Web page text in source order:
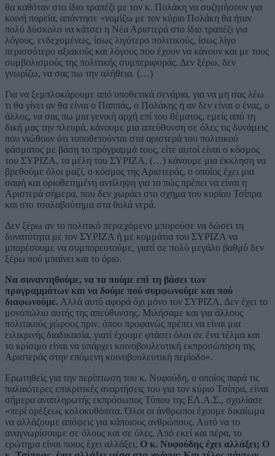
θα καθόταν στο ίδιο τραπέζι με τον κ. Πολάκη να συζητήσουν για
κοινή πορεία, απάντησε «νομίζω με τον κύριο Πολάκη θα ήταν
πολύ δύσκολο να κάτσει η Νέα Αριστερά στο ίδιο τραπέζι για
λόγους, ενδεχομένως, ίσως λιγότερο πολιτικούς, ίσως λίγο
περισσότερο αξιακούς και λόγους που έχουν να κάνουν και με τους
συμβολισμούς της πολιτικής συμπεριφοράς. Δεν ξέρω, δεν
γνωρίζω, να σας πω την αλήθεια. (…)
Για να ξεμπλοκάρουμε από υποθετικά σενάρια, για να μη σας λέω
τι θα γίνει αν θα είναι ο Παππάς, ο Πολάκης ή αν δεν είναι ο ένας, ο
άλλος, να σας πω μια γενική αρχή επί του θέματος, εμείς από τη
δική μας την πλευρά, κάνουμε μια απεύθυνση σε όλες τις δυνάμεις
που νιώθουν ότι τοποθετούνται στα αριστερά του πολιτικού
φάσματος με βάση το πρόγραμμά τους, είτε αυτοί είναι ο κόσμος
του ΣΥΡΙΖΑ, τα μέλη του ΣΥΡΙΖΑ, (…) κάνουμε μια έκκληση να
βρεθούμε όλοι μαζί, ο κόσμος της Αριστεράς, ο οποίος έχει μια
σαφή και οριοθετημένη αντίληψη για το πώς πρέπει να είναι η
Αριστερά σήμερα, που δεν χωράει στο σχήμα του κυρίου Τσίπρα
και στο τσαλαβούτημα στα θολά νερά.
Δεν ξέρω αν το πολιτικό περιεχόμενο μπορούσε να δώσει τη
δυνατότητα με τον ΣΥΡΙΖΑ ή με κομμάτια του ΣΥΡΙΖΑ να
μπορέσουμε να συμπορευτούμε, γιατί σε πολύ μεγάλο βαθμό δεν
ξέρω πού μπαίνει και το όριο.
Να συναντηθούμε, να τα πούμε επί τη βάσει των
προγραμμάτων και να δούμε πού συμφωνούμε και πού
διαφωνούμε. Αλλά αυτό αφορά όχι μόνο τον ΣΥΡΙΖΑ. Δεν έχει το
μονοπώλιο αυτής της απεύθυνσης. Μιλήσαμε και για άλλους
πολιτικούς χώρους πριν, όπου προφανώς πρέπει να είναι μια
ειλικρινής διαδικασία, γιατί έχουμε φτάσει όλοι σε ένα τέλμα και
το κρίσιμο είναι να υπάρχει κοινοβουλευτική εκπροσώπηση της
Αριστεράς στην επόμενη κοινοβουλευτική περίοδο».
Ερωτηθείς για την περίπτωση του κ. Νυφούδη, ο οποίος παρά τις
παλαιότερες επικριτικές αναρτήσεις του για τον κύριο Τσίπρα, είναι
σήμερα αναπληρωτής εκπρόσωπος Τύπου της ΕΛ.Α.Σ., σχολίασε
«περί ορέξεως κολοκυθόπιτα. Όλοι οι άνθρωποι έχουμε δικαίωμα
να αλλάζουμε απόψεις για κάποιους ανθρώπους. Αυτό να το
αναγνωρίσουμε σε όλους και σε όλες. Από εκεί και πέρα, το
ερώτημα είναι ποιος έχει αλλάξει; Ο κ. Νυφούδης έχει αλλάξει; Ο